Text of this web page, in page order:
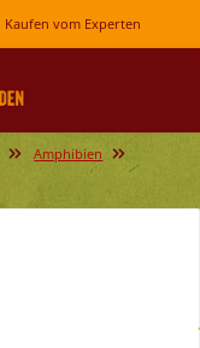
Kaufen vom Experten
Amphibien